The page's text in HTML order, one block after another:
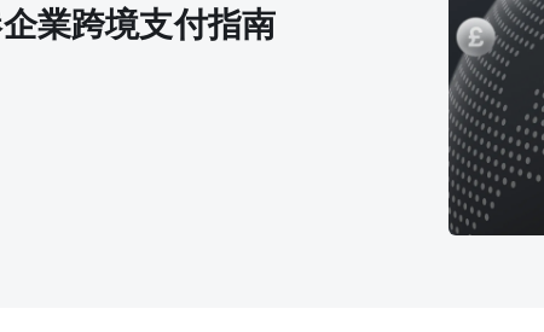
業跨境支付指南